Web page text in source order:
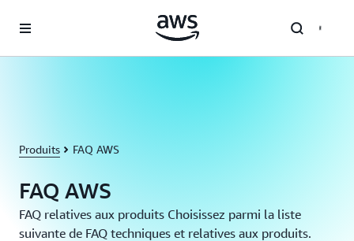
Produits FAQ AWS
FAQ AWS
FAQ relatives aux produits Choisissez parmi la liste
suivante de FAQ techniques et relatives aux produits.